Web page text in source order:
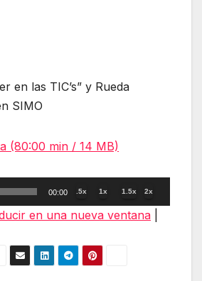
en las TIC’s” y Rueda
SIMO
(80:00 min / 14 MB)
00:00 .5x 1x 1.5x 2x
en una nueva ventana